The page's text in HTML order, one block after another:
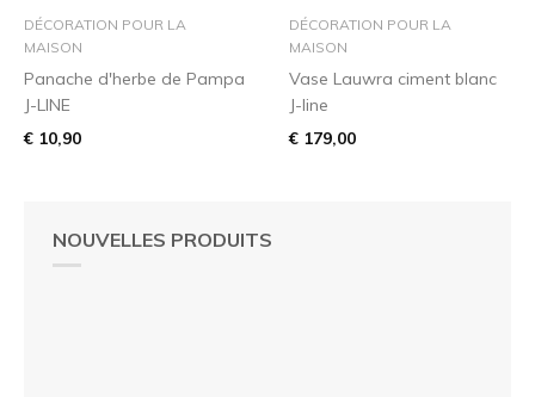
NOUVELLES PRODUITS
DÉCORATION POUR LA
MAISON
Panache d'herbe de Pampa
J-LINE
€ 10,90
DÉCORATION POUR LA
MAISON
Vase Lauwra ciment blanc
J-line
€ 179,00